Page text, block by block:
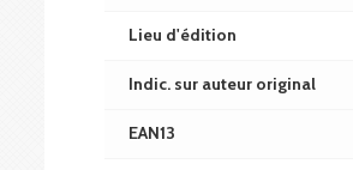
Lieu d'édition
Indic. sur auteur original
EAN13